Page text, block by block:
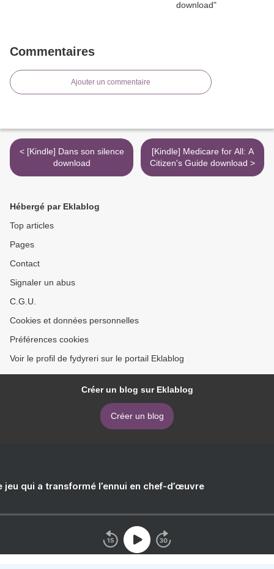
Commentaires
Ajouter un commentaire
< [Kindle] Dans son silence
download
[Kindle] Medicare for All: A
Citizen's Guide download >
Hébergé par Eklablog
Top articles
Pages
Contact
Signaler un abus
C.G.U.
Cookies et données personnelles
Préférences cookies
Voir le profil de fydyreri sur le portail Eklablog
Créer un blog sur Eklablog
Créer un blog
jeu qui a transformé l’ennui en chef-d’œuvre